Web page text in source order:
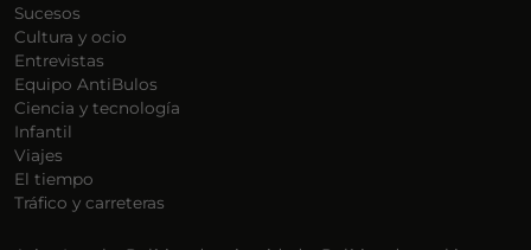
Sucesos
Cultura y ocio
Entrevistas
Equipo AntiBulos
Ciencia y tecnología
Infantil
Viajes
El tiempo
Tráfico y carreteras